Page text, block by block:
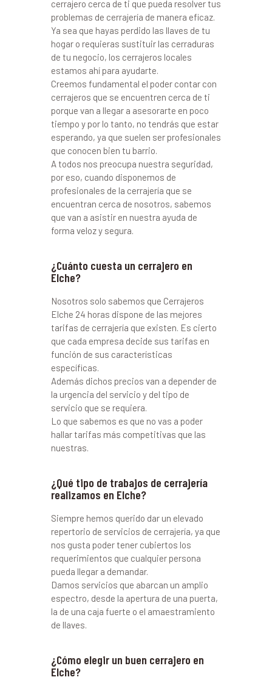
cerrajero cerca de ti que pueda resolver tus
problemas de cerrajería de manera eficaz.
Ya sea que hayas perdido las llaves de tu
hogar o requieras sustituir las cerraduras
de tu negocio, los cerrajeros locales
estamos ahí para ayudarte.
Creemos fundamental el poder contar con
cerrajeros que se encuentren cerca de ti
porque van a llegar a asesorarte en poco
tiempo y por lo tanto, no tendrás que estar
esperando, ya que suelen ser profesionales
que conocen bien tu barrio.
A todos nos preocupa nuestra seguridad,
por eso, cuando disponemos de
profesionales de la cerrajería que se
encuentran cerca de nosotros, sabemos
que van a asistir en nuestra ayuda de
forma veloz y segura.
¿Cuánto cuesta un cerrajero en
Elche?
Nosotros solo sabemos que Cerrajeros
Elche 24 horas dispone de las mejores
tarifas de cerrajería que existen. Es cierto
que cada empresa decide sus tarifas en
función de sus características
específicas.
Además dichos precios van a depender de
la urgencia del servicio y del tipo de
servicio que se requiera.
Lo que sabemos es que no vas a poder
hallar tarifas más competitivas que las
nuestras.
¿Qué tipo de trabajos de cerrajería
realizamos en Elche?
Siempre hemos querido dar un elevado
repertorio de servicios de cerrajería, ya que
nos gusta poder tener cubiertos los
requerimientos que cualquier persona
pueda llegar a demandar.
Damos servicios que abarcan un amplio
espectro, desde la apertura de una puerta,
la de una caja fuerte o el amaestramiento
de llaves.
¿Cómo elegir un buen cerrajero en
Elche?